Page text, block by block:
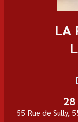
LA
28
55 Rue de Sully,